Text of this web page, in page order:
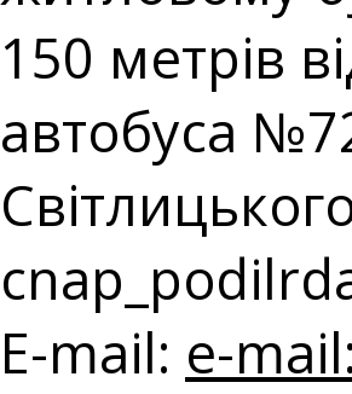
150 метрів
автобуса
E-mail: e-mail: